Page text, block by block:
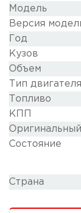
Модель
Версия
Год
Кузов
Объем
Тип двигателя
Топливо
КПП
Состояние
Cтрана